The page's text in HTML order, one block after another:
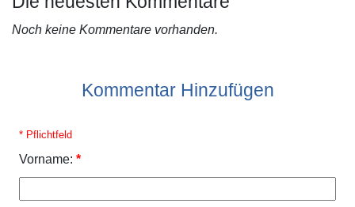
Noch keine Kommentare vorhanden.
Kommentar Hinzufügen
* Pflichtfeld
Vorname: *